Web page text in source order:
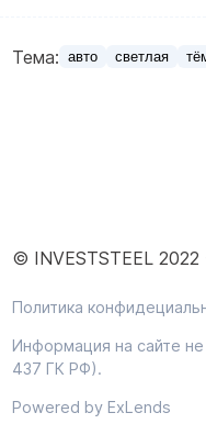
Тема: авто светлая
© INVESTSTEEL 2022
Политика
Информация на сайте
437 ГК РФ).
Powered by ExLends